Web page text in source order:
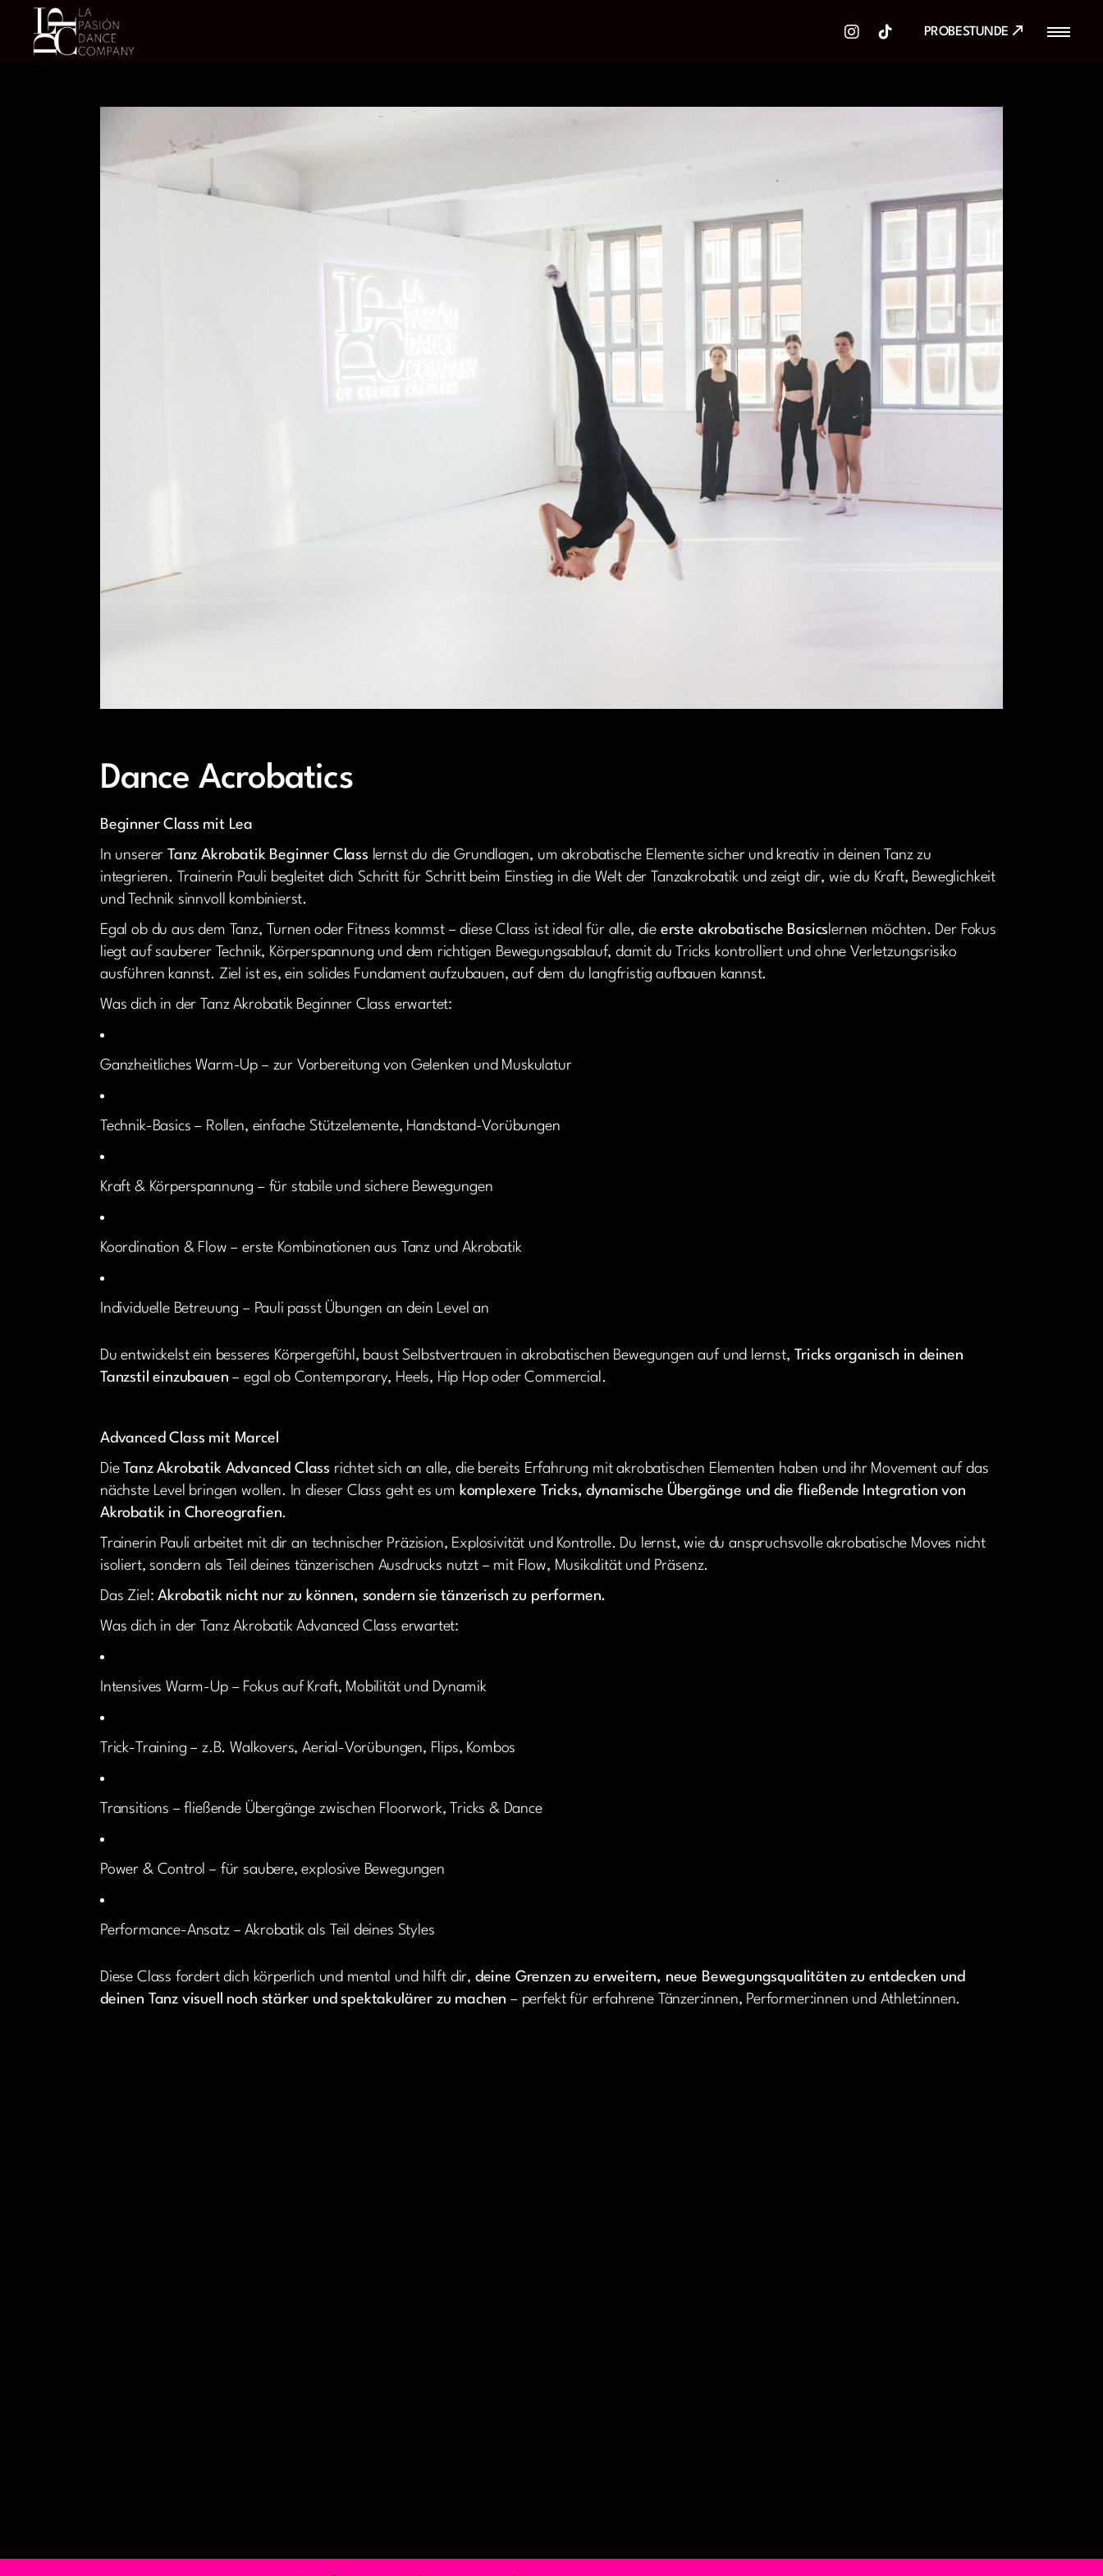
PROBESTUNDE
Dance Acrobatics
Beginner Class mit Lea
In unserer Tanz Akrobatik Beginner Class lernst du die Grundlagen, um akrobatische Elemente sicher und kreativ in deinen Tanz zu
integrieren. Trainerin Pauli begleitet dich Schritt für Schritt beim Einstieg in die Welt der Tanzakrobatik und zeigt dir, wie du Kraft, Beweglichkeit
und Technik sinnvoll kombinierst.
Egal ob du aus dem Tanz, Turnen oder Fitness kommst – diese Class ist ideal für alle, die erste akrobatische Basics lernen möchten. Der Fokus
liegt auf sauberer Technik, Körperspannung und dem richtigen Bewegungsablauf, damit du Tricks kontrolliert und ohne Verletzungsrisiko
ausführen kannst. Ziel ist es, ein solides Fundament aufzubauen, auf dem du langfristig aufbauen kannst.
Was dich in der Tanz Akrobatik Beginner Class erwartet:
Ganzheitliches Warm-Up – zur Vorbereitung von Gelenken und Muskulatur
Technik-Basics – Rollen, einfache Stützelemente, Handstand-Vorübungen
Kraft & Körperspannung – für stabile und sichere Bewegungen
Koordination & Flow – erste Kombinationen aus Tanz und Akrobatik
Individuelle Betreuung – Pauli passt Übungen an dein Level an
Du entwickelst ein besseres Körpergefühl, baust Selbstvertrauen in akrobatischen Bewegungen auf und lernst,
Tricks organisch in deinen
Tanzstil einzubauen – egal ob Contemporary, Heels, Hip Hop oder Commercial.
Advanced Class mit Marcel
Die Tanz Akrobatik Advanced Class richtet sich an alle, die bereits Erfahrung mit akrobatischen Elementen haben und ihr Movement auf das
nächste Level bringen wollen. In dieser Class geht es um komplexere Tricks, dynamische Übergänge und die fließende Integration von
Akrobatik in Choreografien.
Trainerin Pauli arbeitet mit dir an technischer Präzision, Explosivität und Kontrolle. Du lernst, wie du anspruchsvolle akrobatische Moves nicht
isoliert, sondern als Teil deines tänzerischen Ausdrucks nutzt – mit Flow, Musikalität und Präsenz.
Das Ziel:Akrobatik nicht nur zu können, sondern sie tänzerisch zu performen.
Was dich in der Tanz Akrobatik Advanced Class erwartet:
Intensives Warm-Up – Fokus auf Kraft, Mobilität und Dynamik
Trick-Training – z.B. Walkovers, Aerial-Vorübungen, Flips, Kombos
Transitions – fließende Übergänge zwischen Floorwork, Tricks & Dance
Power & Control – für saubere, explosive Bewegungen
Performance-Ansatz – Akrobatik als Teil deines Styles
Diese Class fordert dich körperlich und mental und hilft dir, deine Grenzen zu erweitern, neue Bewegungsqualitäten zu entdecken und
deinen Tanz visuell noch stärker und spektakulärer zu machen – perfekt für erfahrene Tänzer:innen, Performer:innen und Athlet:innen.